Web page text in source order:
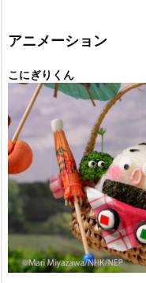
ー
アニメーション
こにぎりくん